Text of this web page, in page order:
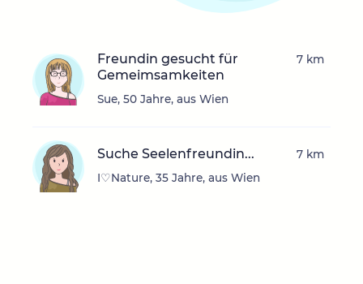
Freundin gesucht für
Gemeimsamkeiten
Sue, 50 Jahre, aus Wien
7 km
Suche Seelenfreundin...
I♡Nature, 35 Jahre, aus Wien
7 km